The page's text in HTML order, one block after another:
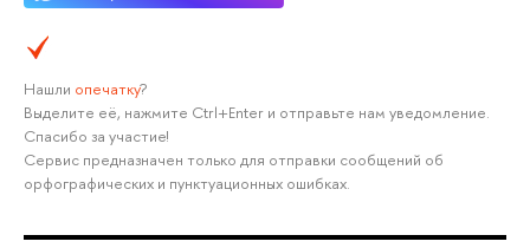
Нашли опечатку?
Выделите её, нажмите Ctrl+Enter и отправьте нам уведомление.
Спасибо за участие!
Сервис предназначен только для отправки сообщений об
орфографических и пунктуационных ошибках.